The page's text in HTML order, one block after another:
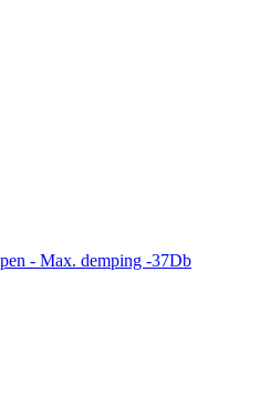
- Max. demping -37Db